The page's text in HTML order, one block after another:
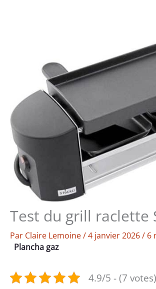
Test du grill raclette
Par Claire Lemoine/4 janvier 2026/ 6
Plancha gaz
4.9/5 - (7 votes)